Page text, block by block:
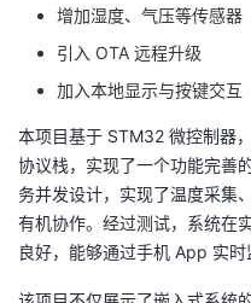
增加湿度、气压等传感器
引入 OTA 远程升级
加入本地显示与按键交互
本项目基于 STM32 微控制器
协议栈，实现了一个功能完善
务并发设计，实现了温度采集
有机协作。经过测试，系统在
良好，能够通过手机 App 实时